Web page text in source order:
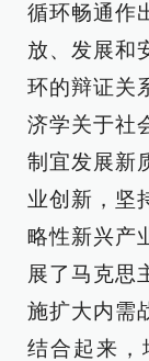
循环畅通作
放、发展和
环的辩证关
济学关于社
制宜发展新
业创新，坚
略性新兴产
展了马克思
施扩大内需
结合起来，